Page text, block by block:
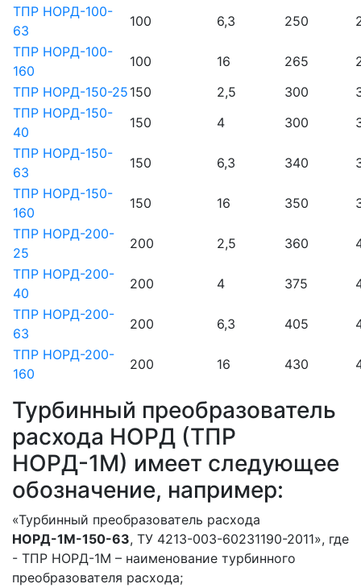
ТПР НОРД-100-
63
100 6,3 250
ТПР НОРД-100-
160
100 16 265
ТПР НОРД-150-25 150 2,5 300
ТПР НОРД-150-
40
150 4 300
ТПР НОРД-150-
63
150 6,3 340
ТПР НОРД-150-
160
150 16 350
ТПР НОРД-200-
25
200 2,5 360
ТПР НОРД-200-
40
200 4 375
ТПР НОРД-200-
63
200 6,3 405
ТПР НОРД-200-
160
200 16 430
Турбинный преобразователь
расхода НОРД (ТПР
НОРД-1М) имеет следующее
обозначение, например:
«Турбинный преобразователь расхода
НОРД-1М-150-63, ТУ 4213-003-60231190-2011», где
- ТПР НОРД-1М – наименование турбинного
преобразователя расхода;